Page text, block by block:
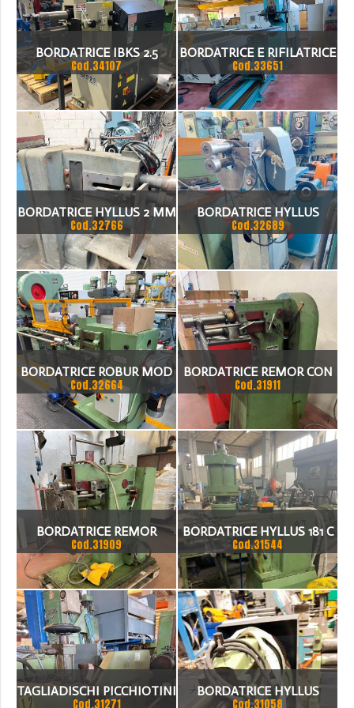
BORDATRICE IBKS 2.5
Cod.34107
BORDATRICE E RIFILATRICE
PER FONDI
Cod.33651
BORDATRICE HYLLUS 2 MM
Cod.32766
BORDATRICE HYLLUS
Cod.32689
BORDATRICE ROBUR MOD
300BIS
Cod.32664
BORDATRICE REMOR CON
VARIATORE ALBERO D. 45
ANNO 1990
Cod.31911
BORDATRICE REMOR
ALBERO D. 75 ANNO 1995
Cod.31909
BORDATRICE HYLLUS 181 C
SPESSORE 1.8MM
Cod.31544
TAGLIADISCHI PICCHIOTINI
Cod.31271
BORDATRICE HYLLUS
Cod.31058